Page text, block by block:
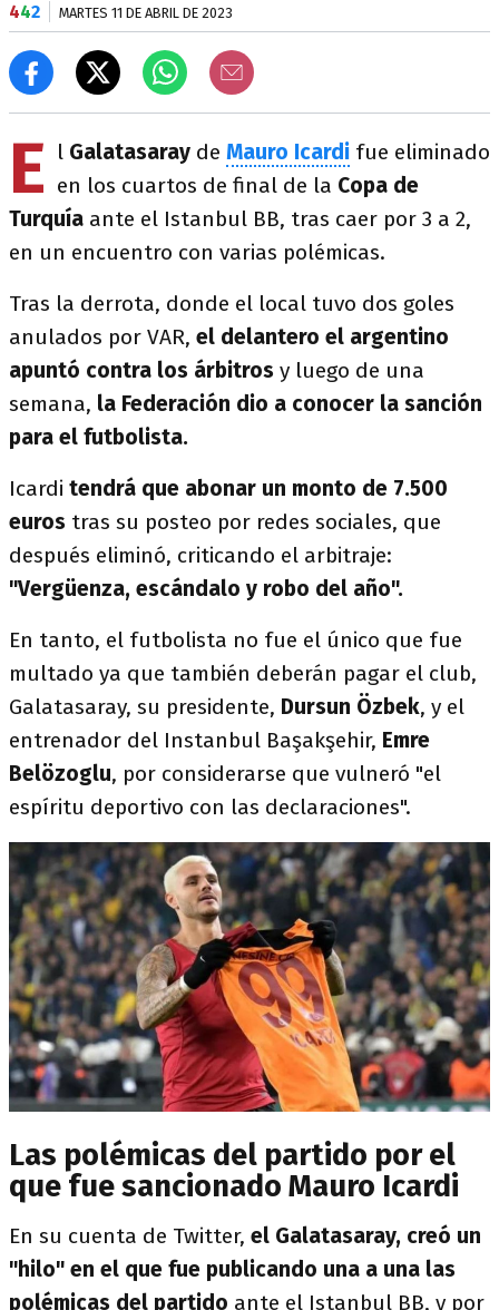
442 MARTES 11 DE ABRIL DE 2023
E l Galatasaray de Mauro Icardi fue eliminado
en los cuartos de final de la Copa de
Turquía ante el Istanbul BB, tras caer por 3 a 2,
en un encuentro con varias polémicas.
Tras la derrota, donde el local tuvo dos goles
anulados por VAR, el delantero el argentino
apuntó contra los árbitros y luego de una
semana, la Federación dio a conocer la sanción
para el futbolista.
Icardi tendrá que abonar un monto de 7.500
euros tras su posteo por redes sociales, que
después eliminó, criticando el arbitraje:
"Vergüenza, escándalo y robo del año".
En tanto, el futbolista no fue el único que fue
multado ya que también deberán pagar el club,
Galatasaray, su presidente, Dursun Özbek, y el
entrenador del Instanbul Başakşehir, Emre
Belözoglu, por considerarse que vulneró "el
espíritu deportivo con las declaraciones".
Las polémicas del partido por el
que fue sancionado Mauro Icardi
En su cuenta de Twitter, el Galatasaray, creó un
"hilo" en el que fue publicando una a una las
polémicas del partido ante el Istanbul BB, y por